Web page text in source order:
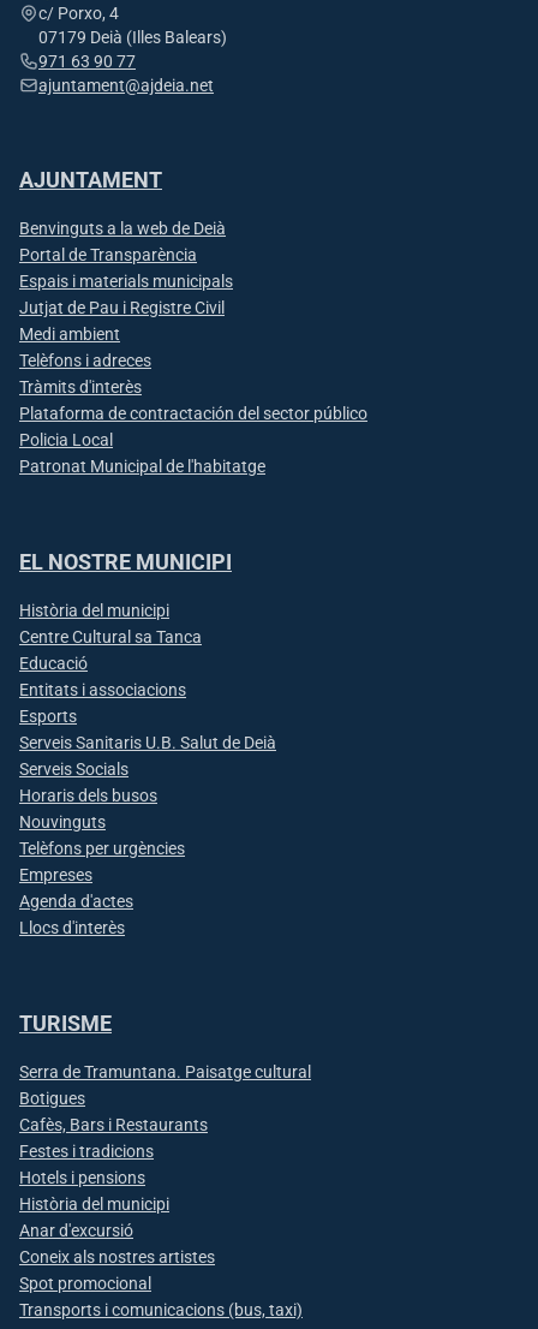
c/ Porxo, 4
07179 Deià (Illes Balears)
971 63 90 77
ajuntament@ajdeia.net
AJUNTAMENT
Benvinguts a la web de Deià
Portal de Transparència
Espais i materials municipals
Jutjat de Pau i Registre Civil
Medi ambient
Telèfons i adreces
Tràmits d'interès
Plataforma de contractación del sector público
Policia Local
Patronat Municipal de l'habitatge
EL NOSTRE MUNICIPI
Història del municipi
Centre Cultural sa Tanca
Educació
Entitats i associacions
Esports
Serveis Sanitaris U.B. Salut de Deià
Serveis Socials
Horaris dels busos
Nouvinguts
Telèfons per urgències
Empreses
Agenda d'actes
Llocs d'interès
TURISME
Serra de Tramuntana. Paisatge cultural
Botigues
Cafès, Bars i Restaurants
Festes i tradicions
Hotels i pensions
Història del municipi
Anar d'excursió
Coneix als nostres artistes
Spot promocional
Transports i comunicacions (bus, taxi)